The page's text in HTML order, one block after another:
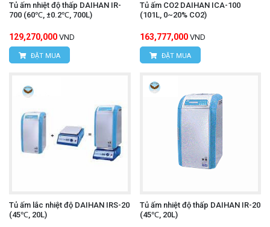
Tủ ấm nhiệt độ thấp DAIHAN IR-
700 (60℃, ±0.2℃, 700L)
129,270,000 VND
ĐẶT MUA
Tủ ấm CO2 DAIHAN ICA-100
(101L, 0~20% CO2)
163,777,000 VND
ĐẶT MUA
Tủ ấm lắc nhiệt độ DAIHAN IRS-20
(45℃, 20L)
Tủ ấm nhiệt độ thấp DAIHAN IR-20
(45℃, 20L)